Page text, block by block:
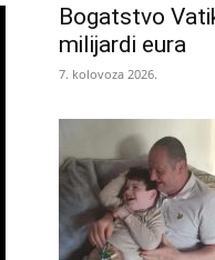
Bogatstvo
milijardi eura
7. kolovoza 2026.